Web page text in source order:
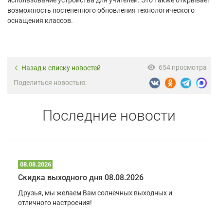
возможность постепенного обновления технологического
оснащения классов.
Назад к списку новостей
654 просмотра
Поделиться новостью:
Последние новости
08.08.2026
Скидка выходного дня 08.08.2026
Друзья, мы желаем Вам солнечных выходных и
отличного настроения!